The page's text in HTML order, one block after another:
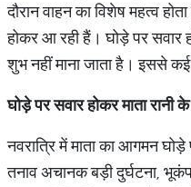
दौरान वाहन का विशेष महत्व
होकर आ रही हैं। घोड़े पर सवार
शुभ नहीं माना जाता है। इससे
घोड़ेपरसवारहोकरमातारानीके
नवरात्रि में माता का आगमन
तनाव अचानक बड़ी दुर्घटना,